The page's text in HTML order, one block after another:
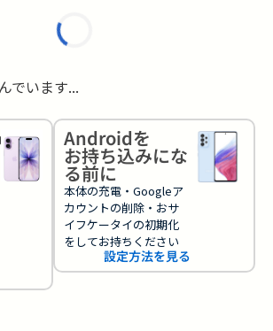
でいます...
Androidを
お持ち込みにな
る前に
本体の充電・Googleア
カウントの削除・おサ
イフケータイの初期化
をしてお持ちください
設定方法を見る